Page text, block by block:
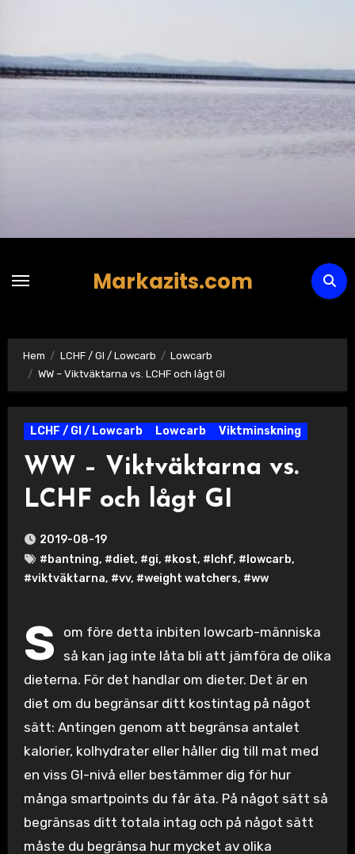
innehåll
Markazits.com
Hem LCHF / GI / Lowcarb
Lowcarb
WW – Viktväktarna vs. LCHF och lågt GI
LCHF / GI / Lowcarb Lowcarb Viktminskning
WW – Viktväktarna vs.
LCHF och lågt GI
2019-08-19
#bantning, #diet, #gi, #kost, #lchf, #lowcarb,
#viktväktarna, #vv, #weight watchers, #ww
S
om före detta inbiten lowcarb-människa
så kan jag inte låta bli att jämföra de olika
dieterna. För det handlar om dieter. Det är en
diet om du begränsar ditt kostintag på något
sätt: Antingen genom att begränsa antalet
kalorier, kolhydrater eller håller dig till mat med
en viss GI-nivå eller bestämmer dig för hur
många smartpoints du får äta. På något sätt så
begränsas ditt totala intag och på något sätt
måste du begränsa hur mycket av olika